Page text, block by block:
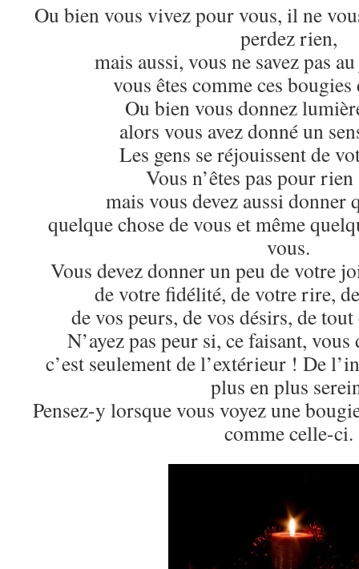
Ou bien vous vivez pour vous, il ne
perdez rien,
mais aussi, vous ne savez pas
vous êtes comme ces
Ou bien vous donnez
alors vous avez donné un
Les gens se réjouissent de
Vous n’êtes pas pour
mais vous devez aussi donner
quelque chose de vous et même
vous.
Vous devez donner un peu de votre
de votre fidélité, de votre rire,
de vos peurs, de vos désirs, de
N’ayez pas peur si, ce faisant,
c’est seulement de l’extérieur ! De
plus en plus
Pensez-y lorsque vous voyez une
comme celle-ci.